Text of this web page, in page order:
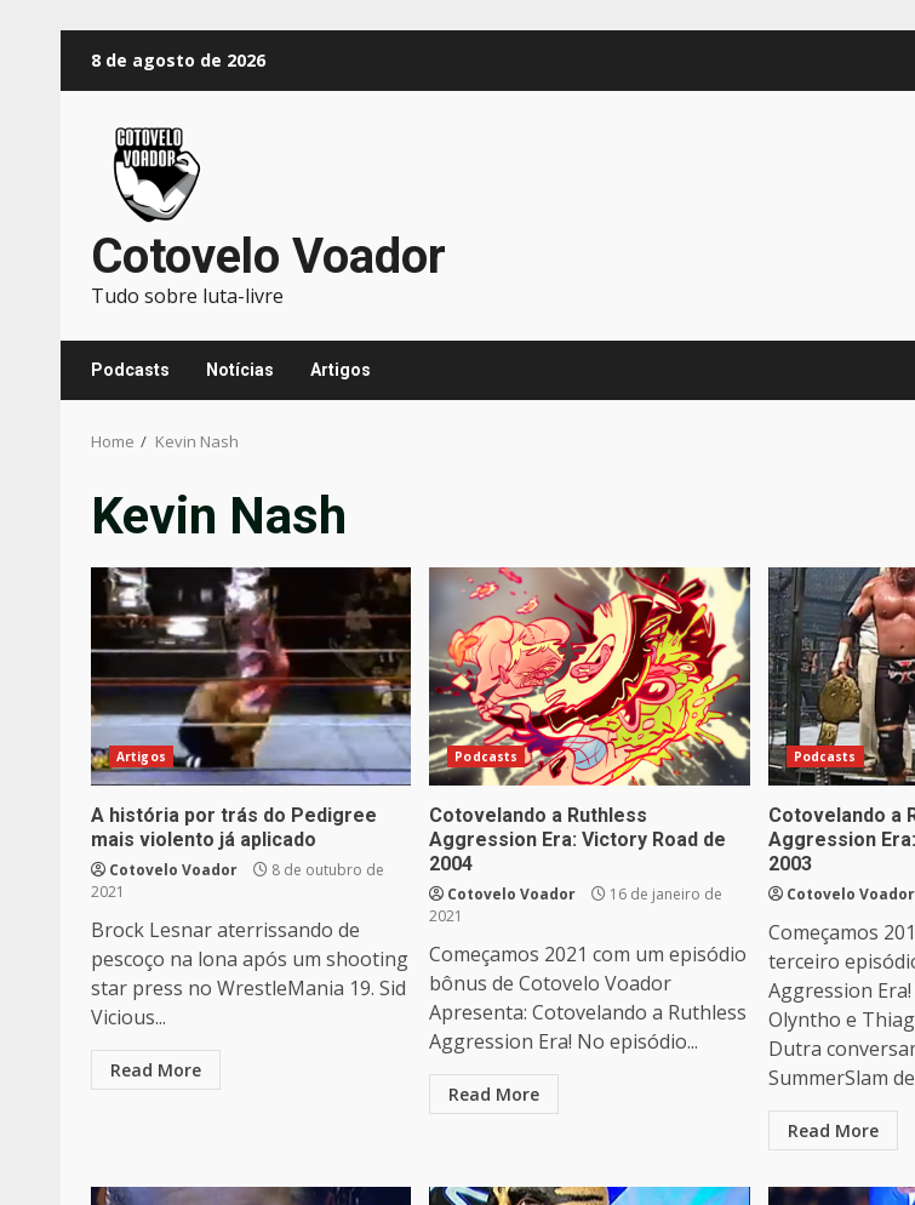
8 de agosto de 2026
Cotovelo Voador
Tudo sobre luta-livre
Podcasts Notícias Artigos
Home Kevin Nash
Kevin Nash
Artigos
A história por trás do Pedigree
mais violento já aplicado
Cotovelo Voador
8 de outubro de
2021
Brock Lesnar aterrissando de
pescoço na lona após um shooting
star press no WrestleMania 19. Sid
Vicious...
Read More
Podcasts
Cotovelando a Ruthless
Aggression Era: Victory Road de
2004
Cotovelo Voador
16 de janeiro de
2021
Começamos 2021 com um episódio
bônus de Cotovelo Voador
Apresenta: Cotovelando a Ruthless
Aggression Era! No episódio...
Read More
Podcasts
Cotovelando a
Aggression
2003
Cotovelo Voador
Começamos
terceiro
Aggression
Olyntho e
Dutra
SummerSlam
Read More